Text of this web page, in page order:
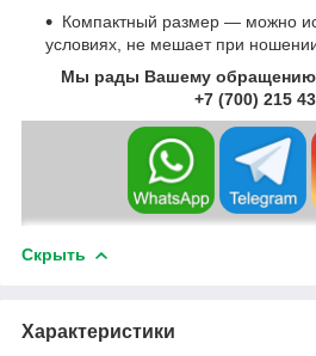
Компактный размер — можно
условиях, не мешает при
Мы рады Вашему обращению
+7 (700) 215
Скрыть
Характеристики